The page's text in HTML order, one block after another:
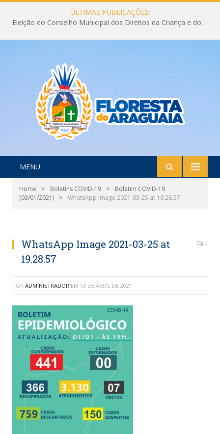
ÚLTIMAS PUBLICAÇÕES:
Eleição do Conselho Municipal dos Direitos da Criança e do Adolescente CMDCA 2026
MENU
Home » Boletins COVID-19 »
Boletim COVID-19
(03/01/2021) » WhatsApp Image 2021-03-25 at 19.28.57
WhatsApp Image 2021-03-25 at
19.28.57
0
POR ADMINISTRADOR EM 13 DE ABRIL DE 2021